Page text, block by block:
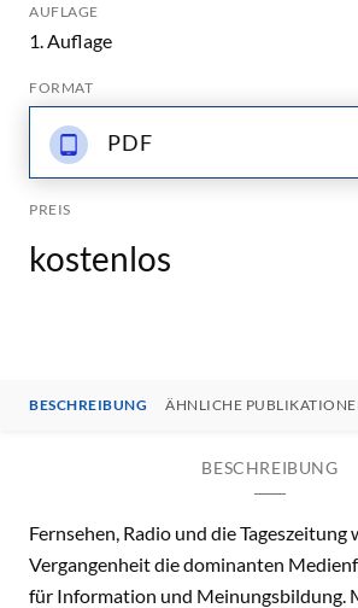
AUFLAGE
1. Auflage
FORMAT
PDF
PREIS
kostenlos
BESCHREIBUNG ÄHNLICHE
BESCHREIBUNG
Fernsehen, Radio und die Tageszeitung
Vergangenheit die dominanten
für Information und Meinungsbildung.